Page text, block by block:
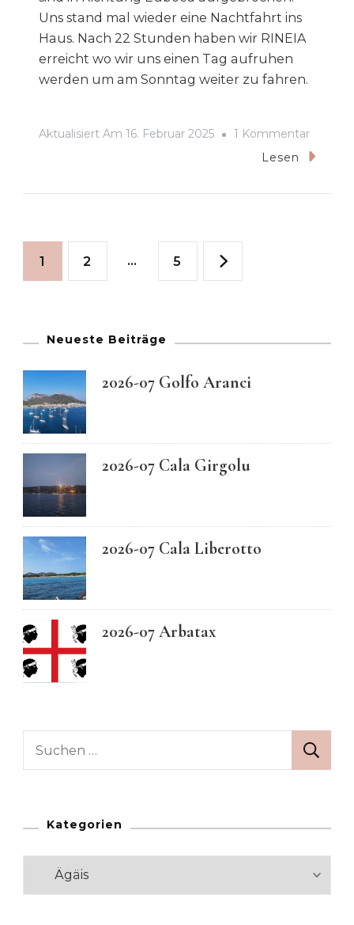
Uns stand mal wieder eine Nachtfahrt ins
Haus. Nach 22 Stunden haben wir RINEIA
erreicht wo wir uns einen Tag aufruhen
werden um am Sonntag weiter zu fahren.
Aktualisiert Am 16. Februar 2025 1 KommentarZu
2025-
GR
Lesen
Beiträge
Seite
1 Seite
2 … Seite
5
Neueste Beiträge
2026-07 Golfo Aranci
2026-07 Cala Girgolu
2026-07 Cala Liberotto
2026-07 Arbatax
Suchen
Kategorien
Kategorien